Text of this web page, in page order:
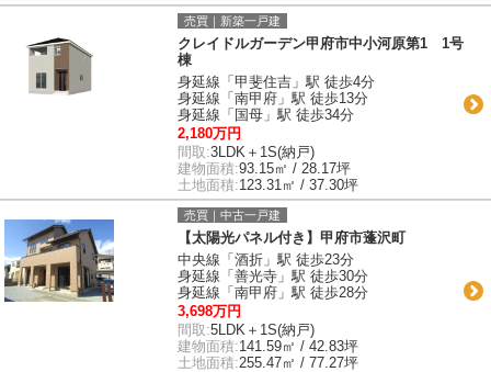
売買｜新築一戸建
クレイドルガーデン甲府市中小河原第1 1号
棟
身延線「甲斐住吉」駅 徒歩4分
身延線「南甲府」駅 徒歩13分
身延線「国母」駅 徒歩34分
2,180万円
間取:3LDK＋1S(納戸)
建物面積:93.15㎡ / 28.17坪
土地面積:123.31㎡ / 37.30坪
売買｜中古一戸建
【太陽光パネル付き】甲府市蓬沢町
中央線「酒折」駅 徒歩23分
身延線「善光寺」駅 徒歩30分
身延線「南甲府」駅 徒歩28分
3,698万円
間取:5LDK＋1S(納戸)
建物面積:141.59㎡ / 42.83坪
土地面積:255.47㎡ / 77.27坪